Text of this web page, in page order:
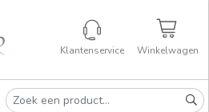
Klantenservice Winkelwagen